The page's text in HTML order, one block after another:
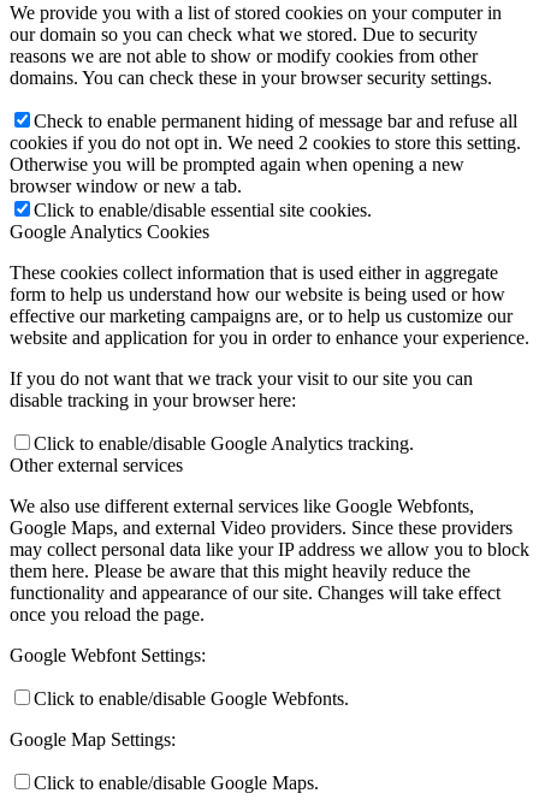
We provide you with a list of stored cookies on your computer in
our domain so you can check what we stored. Due to security
reasons we are not able to show or modify cookies from other
domains. You can check these in your browser security settings.
Check to enable permanent hiding of message bar and refuse all
cookies if you do not opt in. We need 2 cookies to store this setting.
Otherwise you will be prompted again when opening a new
browser window or new a tab.
Click to enable/disable essential site cookies.
Google Analytics Cookies
These cookies collect information that is used either in aggregate
form to help us understand how our website is being used or how
effective our marketing campaigns are, or to help us customize our
website and application for you in order to enhance your experience.
If you do not want that we track your visit to our site you can
disable tracking in your browser here:
Click to enable/disable Google Analytics tracking.
Other external services
We also use different external services like Google Webfonts,
Google Maps, and external Video providers. Since these providers
may collect personal data like your IP address we allow you to block
them here. Please be aware that this might heavily reduce the
functionality and appearance of our site. Changes will take effect
once you reload the page.
Google Webfont Settings:
Click to enable/disable Google Webfonts.
Google Map Settings:
Click to enable/disable Google Maps.